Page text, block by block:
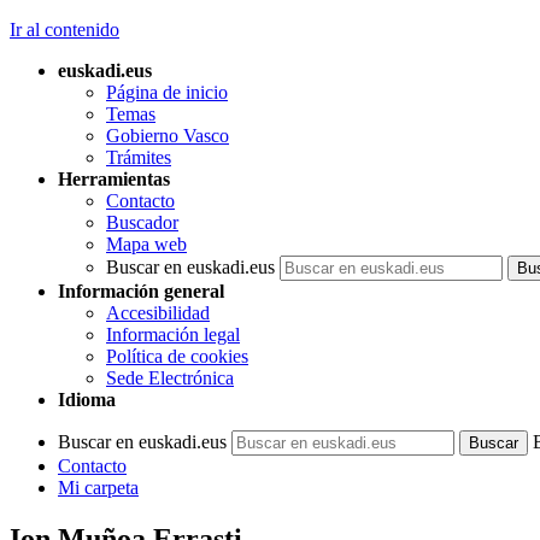
Ir al contenido
euskadi.eus
Página de inicio
Temas
Gobierno Vasco
Trámites
Herramientas
Contacto
Buscador
Mapa web
Buscar en euskadi.eus
Información general
Accesibilidad
Información legal
Política de cookies
Sede Electrónica
Idioma
Buscar en euskadi.eus
Contacto
Mi carpeta